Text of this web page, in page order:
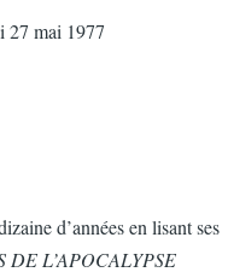
27 mai 1977
d’années en lisant ses
DE L’APOCALYPSE